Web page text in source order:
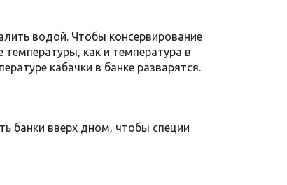
водой. Чтобы консервирование
как и температура в
кабачки в банке разварятся.
банки вверх дном, чтобы специи